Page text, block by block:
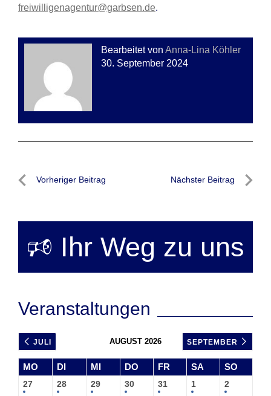
freiwilligenagentur@garbsen.de.
Bearbeitet von Anna-Lina Köhler
30. September 2024
Beitragsnavigation
Vorheriger Beitrag Nächster Beitrag
🕫 Ihr Weg zu uns
Veranstaltungen
JULI AUGUST 2026 SEPTEMBER
MO DI MI DO FR SA SO
27 28 29 30 31 1 2